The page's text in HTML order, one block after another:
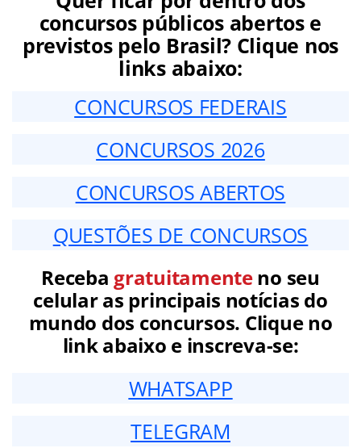
concursos públicos abertos e
previstos pelo Brasil? Clique nos
links abaixo:
CONCURSOS FEDERAIS
CONCURSOS 2026
CONCURSOS ABERTOS
QUESTÕES DE CONCURSOS
Receba gratuitamenteno seu
celular as principais notícias do
mundo dos concursos. Clique no
link abaixo e inscreva-se:
WHATSAPP
TELEGRAM